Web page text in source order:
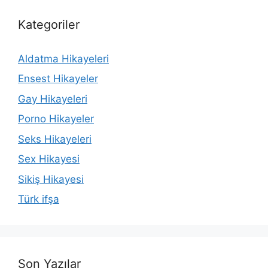
Kategoriler
Aldatma Hikayeleri
Ensest Hikayeler
Gay Hikayeleri
Porno Hikayeler
Seks Hikayeleri
Sex Hikayesi
Sikiş Hikayesi
Türk ifşa
Son Yazılar